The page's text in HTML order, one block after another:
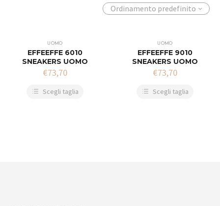
Ordinamento predefinito
UOMO
EFFEEFFE 6010
SNEAKERS UOMO
€73,70
Scegli taglia
UOMO
EFFEEFFE 9010
SNEAKERS UOMO
€73,70
Scegli taglia